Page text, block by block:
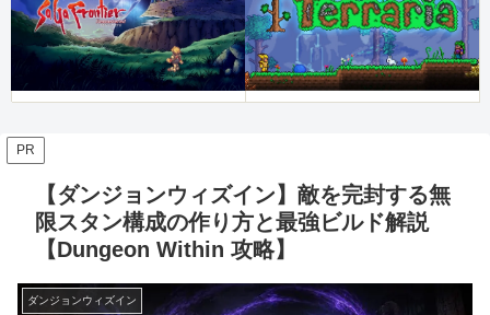
PR
【ダンジョンウィズイン】敵を完封する無
限スタン構成の作り方と最強ビルド解説
【Dungeon Within 攻略】
ダンジョンウィズイン